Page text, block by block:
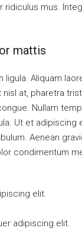
mus.
mattis
Aliquam
at, pharetra
Nullam
Ut et
Aenean
condimentum
elit.
adipiscing elit.